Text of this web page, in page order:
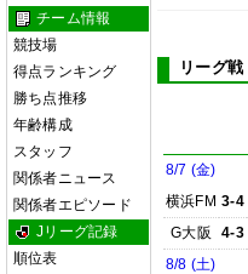
チーム情報
競技場
得点ランキング
勝ち点推移
年齢構成
スタッフ
関係者ニュース
関係者エピソード
Jリーグ記録
順位表
リーグ戦
8/7 (金)
横浜FM 3-4
G大阪
4-3
8/8 (土)